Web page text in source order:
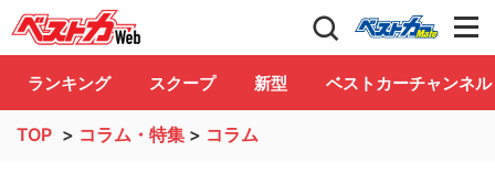
自動車情報誌「ベストカー」 Club
ランキング スクープ 新型 ベストカーチャンネル
TOP > コラム・特集 > コラム